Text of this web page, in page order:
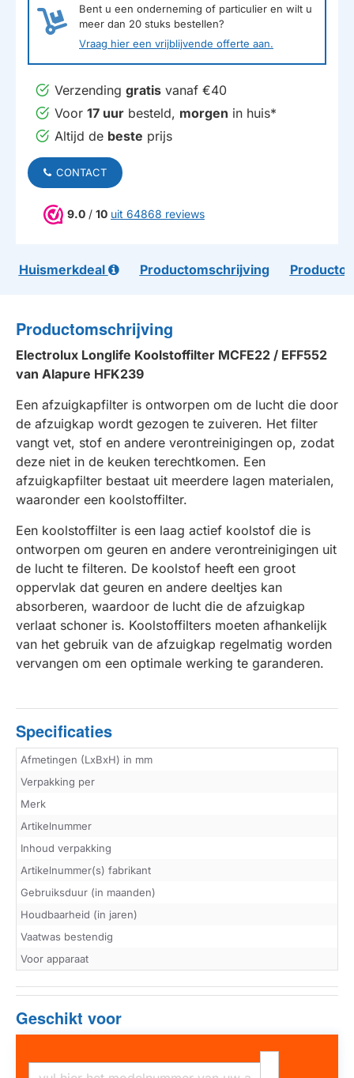
Bent u een onderneming of particulier en wilt u
meer dan 20 stuks bestellen?
Vraag hier een vrijblijvende offerte aan.
Verzending gratis vanaf €40
Voor 17 uur besteld, morgen in huis*
Altijd de beste prijs
CONTACT
9.0 / 10 uit 64868 reviews
Huismerkdeal Productomschrijving
Productomschrijving
Electrolux Longlife Koolstoffilter MCFE22 / EFF552
van Alapure HFK239
Een afzuigkapfilter is ontworpen om de lucht die door
de afzuigkap wordt gezogen te zuiveren. Het filter
vangt vet, stof en andere verontreinigingen op, zodat
deze niet in de keuken terechtkomen. Een
afzuigkapfilter bestaat uit meerdere lagen materialen,
waaronder een koolstoffilter.
Een koolstoffilter is een laag actief koolstof die is
ontworpen om geuren en andere verontreinigingen uit
de lucht te filteren. De koolstof heeft een groot
oppervlak dat geuren en andere deeltjes kan
absorberen, waardoor de lucht die de afzuigkap
verlaat schoner is. Koolstoffilters moeten afhankelijk
van het gebruik van de afzuigkap regelmatig worden
vervangen om een optimale werking te garanderen.
Specificaties
Afmetingen (LxBxH) in mm
Verpakking per
Merk
Artikelnummer
Inhoud verpakking
Artikelnummer(s) fabrikant
Gebruiksduur (in maanden)
Houdbaarheid (in jaren)
Vaatwas bestendig
Voor apparaat
Geschikt voor